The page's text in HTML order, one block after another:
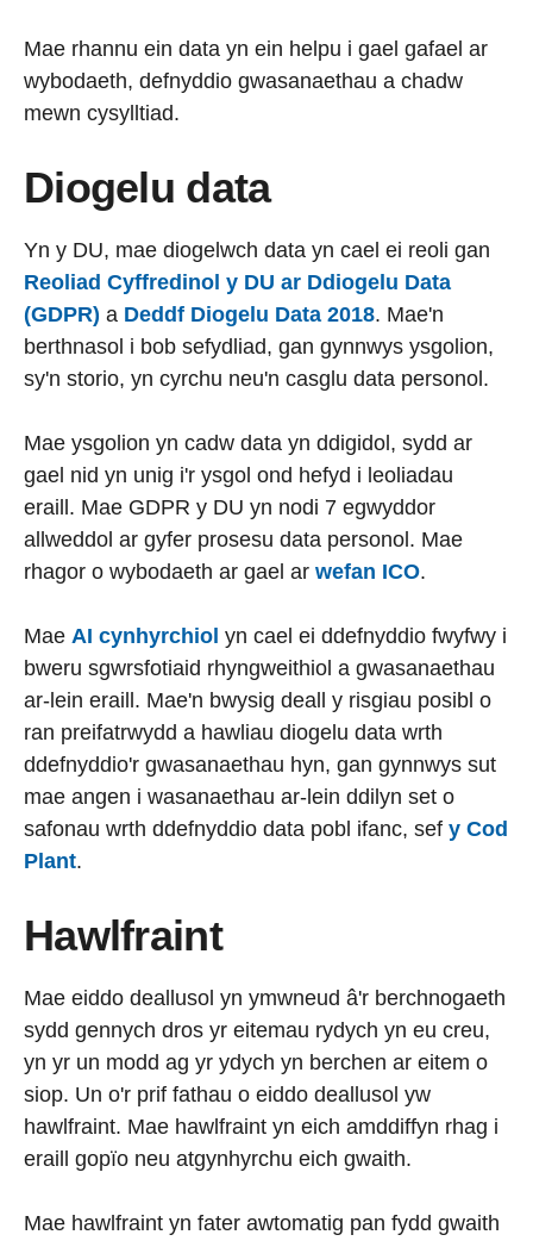
Mae rhannu ein data yn ein helpu i gael gafael ar
wybodaeth, defnyddio gwasanaethau a chadw
mewn cysylltiad.
Diogelu data
Yn y DU, mae diogelwch data yn cael ei reoli gan
Reoliad Cyffredinol y DU ar Ddiogelu Data
(GDPR) a Deddf Diogelu Data 2018. Mae'n
berthnasol i bob sefydliad, gan gynnwys ysgolion,
sy'n storio, yn cyrchu neu'n casglu data personol.
Mae ysgolion yn cadw data yn ddigidol, sydd ar
gael nid yn unig i'r ysgol ond hefyd i leoliadau
eraill. Mae GDPR y DU yn nodi 7 egwyddor
allweddol ar gyfer prosesu data personol. Mae
rhagor o wybodaeth ar gael ar wefan ICO.
Mae AI cynhyrchiol yn cael ei ddefnyddio fwyfwy i
bweru sgwrsfotiaid rhyngweithiol a gwasanaethau
ar-lein eraill. Mae'n bwysig deall y risgiau posibl o
ran preifatrwydd a hawliau diogelu data wrth
ddefnyddio'r gwasanaethau hyn, gan gynnwys sut
mae angen i wasanaethau ar-lein ddilyn set o
safonau wrth ddefnyddio data pobl ifanc, sef y Cod
Plant.
Hawlfraint
Mae eiddo deallusol yn ymwneud â'r berchnogaeth
sydd gennych dros yr eitemau rydych yn eu creu,
yn yr un modd ag yr ydych yn berchen ar eitem o
siop. Un o'r prif fathau o eiddo deallusol yw
hawlfraint. Mae hawlfraint yn eich amddiffyn rhag i
eraill gopïo neu atgynhyrchu eich gwaith.
Mae hawlfraint yn fater awtomatig pan fydd gwaith